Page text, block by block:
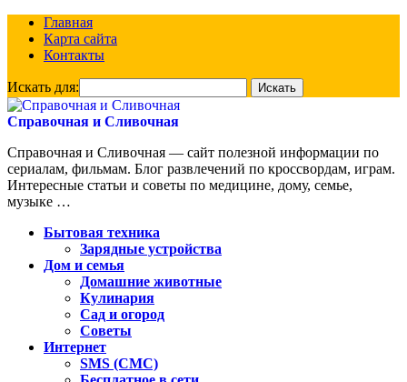
Главная
Карта сайта
Контакты
Искать для:
Справочная и Сливочная
Справочная и Сливочная — сайт полезной информации по
сериалам, фильмам. Блог развлечений по кроссвордам, играм.
Интересные статьи и советы по медицине, дому, семье,
музыке …
Бытовая техника
Зарядные устройства
Дом и семья
Домашние животные
Кулинария
Сад и огород
Советы
Интернет
SMS (СМС)